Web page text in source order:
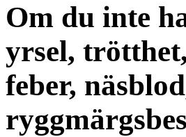
Om du inte
yrsel,
feber,